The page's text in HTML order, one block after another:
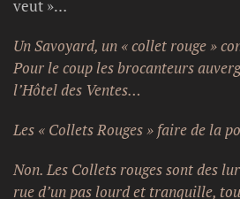
veut »…
Un Savoyard, un « collet rouge »
Pour le coup les brocanteurs
l’Hôtel des Ventes…
Les « Collets Rouges » faire de la
Non. Les Collets rouges sont des
rue d’un pas lourd et tranquille,